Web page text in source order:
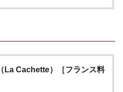
（La Cachette）［フランス料